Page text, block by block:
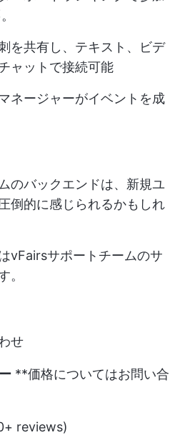
を共有し、テキスト、ビデ
ャットで接続可能
ネージャーがイベントを成
のバックエンドは、新規ユ
倒的に感じられるかもしれ
vFairsサポートチームのサ
。
せ
**価格についてはお問い合
reviews)